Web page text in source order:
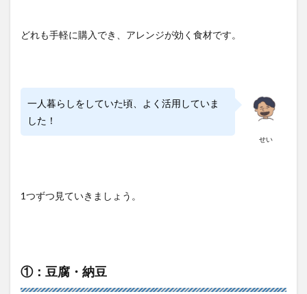
どれも手軽に購入でき、アレンジが効く食材です。
せい
一人暮らしをしていた頃、よく活用していま
した！
1つずつ見ていきましょう。
①：豆腐・納豆